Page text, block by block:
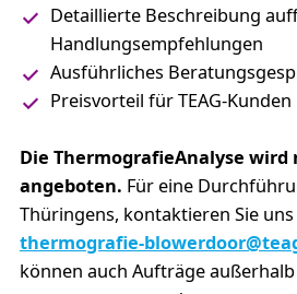
Detaillierte Beschreibung
Handlungsempfehlungen
Ausführliches
Preisvorteil für TEAG-Kunden
Die ThermografieAnalyse
angeboten. Für eine
Thüringens, kontaktieren Sie
thermografie-
können auch Aufträge